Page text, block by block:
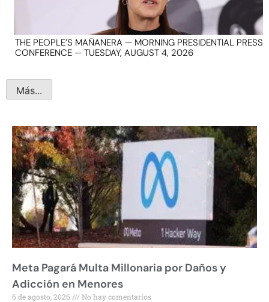
THE PEOPLE’S MAÑANERA — MORNING PRESIDENTIAL PRESS
CONFERENCE — TUESDAY, AUGUST 4, 2026
Más...
Meta Pagará Multa Millonaria por Daños y
Adicción en Menores
6 de agosto, 2026 No hay comentarios